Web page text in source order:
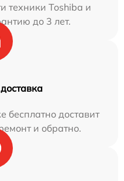
техники Toshiba и
до 3 лет.
бесплатно доставит
и обратно.